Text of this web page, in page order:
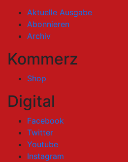
Aktuelle Ausgabe
Abonnieren
Archiv
Kommerz
Shop
Digital
Facebook
Twitter
Youtube
Instagram